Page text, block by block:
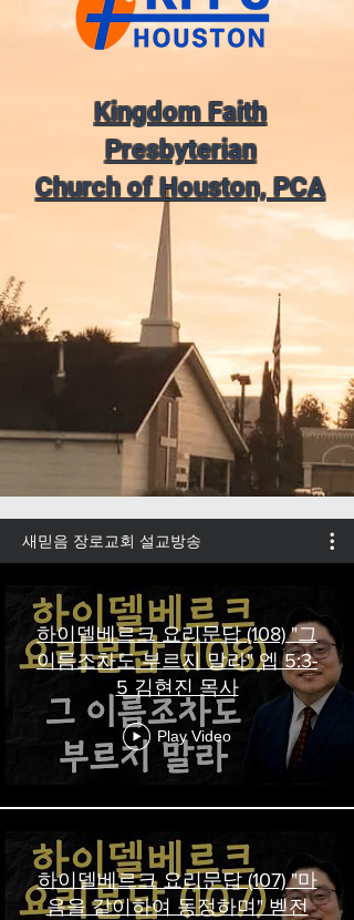
Kingdom Faith
Presbyterian
Church of Houston, PCA
새믿음 장로교회 설교방송
하이델베르크 요리문답 (108) "그
이름조차도 부르지 말라" 엡 5:3-
5 김현진 목사
Play Video
하이델베르크 요리문답 (107) "마
음을 같이하여 동정하며" 벧전